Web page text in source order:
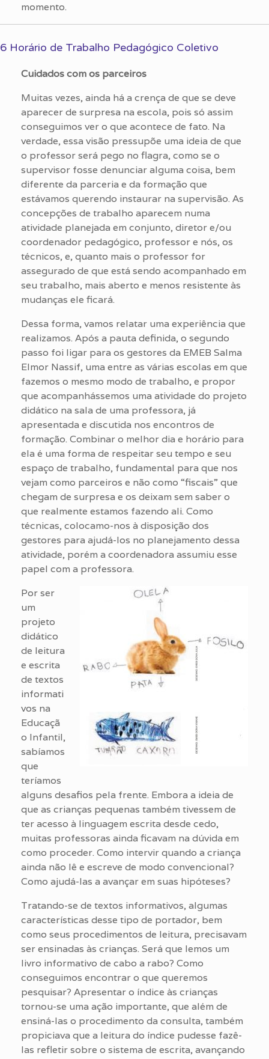
momento.
6 Horário de Trabalho Pedagógico Coletivo
Cuidados com os parceiros
Muitas vezes, ainda há a crença de que se deve
aparecer de surpresa na escola, pois só assim
conseguimos ver o que acontece de fato. Na
verdade, essa visão pressupõe uma ideia de que
o professor será pego no flagra, como se o
supervisor fosse denunciar alguma coisa, bem
diferente da parceria e da formação que
estávamos querendo instaurar na supervisão. As
concepções de trabalho aparecem numa
atividade planejada em conjunto, diretor e/ou
coordenador pedagógico, professor e nós, os
técnicos, e, quanto mais o professor for
assegurado de que está sendo acompanhado em
seu trabalho, mais aberto e menos resistente às
mudanças ele ficará.
Dessa forma, vamos relatar uma experiência que
realizamos. Após a pauta definida, o segundo
passo foi ligar para os gestores da EMEB Salma
Elmor Nassif, uma entre as várias escolas em que
fazemos o mesmo modo de trabalho, e propor
que acompanhássemos uma atividade do projeto
didático na sala de uma professora, já
apresentada e discutida nos encontros de
formação. Combinar o melhor dia e horário para
ela é uma forma de respeitar seu tempo e seu
espaço de trabalho, fundamental para que nos
vejam como parceiros e não como “fiscais” que
chegam de surpresa e os deixam sem saber o
que realmente estamos fazendo ali. Como
técnicas, colocamo-nos à disposição dos
gestores para ajudá-los no planejamento dessa
atividade, porém a coordenadora assumiu esse
papel com a professora.
Por ser
um
projeto
didático
de leitura
e escrita
de textos
informati
vos na
Educaçã
o Infantil,
sabíamos
que
teríamos
alguns desafios pela frente. Embora a ideia de
que as crianças pequenas também tivessem de
ter acesso à linguagem escrita desde cedo,
muitas professoras ainda ficavam na dúvida em
como proceder. Como intervir quando a criança
ainda não lê e escreve de modo convencional?
Como ajudá-las a avançar em suas hipóteses?
Tratando-se de textos informativos, algumas
características desse tipo de portador, bem
como seus procedimentos de leitura, precisavam
ser ensinadas às crianças. Será que lemos um
livro informativo de cabo a rabo? Como
conseguimos encontrar o que queremos
pesquisar? Apresentar o índice às crianças
tornou-se uma ação importante, que além de
ensiná-las o procedimento da consulta, também
propiciava que a leitura do índice pudesse fazê-
las refletir sobre o sistema de escrita, avançando